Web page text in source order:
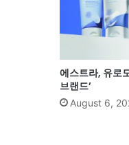
에스트라, 유로
브랜드’
August 6,